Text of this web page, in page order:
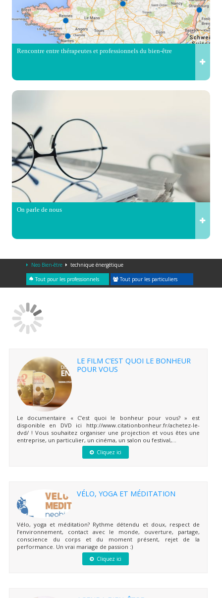
Rencontre entre thérapeutes et professionnels du bien-être
On parle de nous
Neo Bien-être technique énergétique
Tout pour les professionnels Tout pour les particuliers
LE FILM C’EST QUOI LE BONHEUR
POUR VOUS
Le documentaire « C’est quoi le bonheur pour vous? » est
disponible en DVD ici http://www.citationbonheur.fr/achetez-le-
dvd/ ! Vous souhaitez organiser une projection et vous êtes une
entreprise, un particulier, un cinéma, un salon ou festival,...
Cliquez ici
VÉLO, YOGA ET MÉDITATION
Vélo, yoga et méditation? Rythme détendu et doux, respect de
l’environnement, contact avec le monde, ouverture, partage,
conscience du corps et du moment présent, rejet de la
performance. Un vrai mariage de passion :)
Cliquez ici